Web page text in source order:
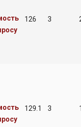
126 3
129.1 3